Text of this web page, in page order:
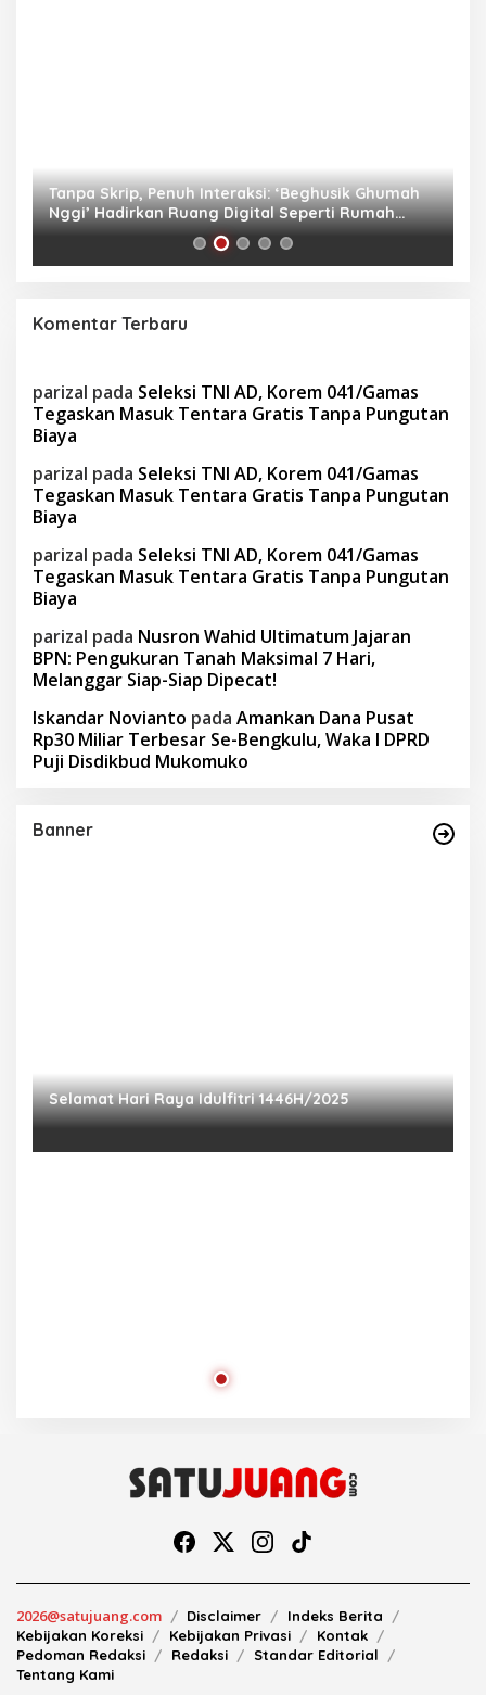
Tanpa Skrip, Penuh Interaksi: ‘Beghusik Ghumah
Nggi’ Hadirkan Ruang Digital Seperti Rumah
Sendiri
Komentar Terbaru
parizal pada Seleksi TNI AD, Korem 041/Gamas
Tegaskan Masuk Tentara Gratis Tanpa Pungutan
Biaya
parizal pada Seleksi TNI AD, Korem 041/Gamas
Tegaskan Masuk Tentara Gratis Tanpa Pungutan
Biaya
parizal pada Seleksi TNI AD, Korem 041/Gamas
Tegaskan Masuk Tentara Gratis Tanpa Pungutan
Biaya
parizal pada Nusron Wahid Ultimatum Jajaran
BPN: Pengukuran Tanah Maksimal 7 Hari,
Melanggar Siap-Siap Dipecat!
Iskandar Novianto pada Amankan Dana Pusat
Rp30 Miliar Terbesar Se-Bengkulu, Waka I DPRD
Puji Disdikbud Mukomuko
Banner
Selamat Hari Raya Idulfitri 1446H/2025
2026@satujuang.com Disclaimer
Indeks Berita
Kebijakan Koreksi
Kebijakan Privasi
Kontak
Pedoman Redaksi
Redaksi
Standar Editorial
Tentang Kami